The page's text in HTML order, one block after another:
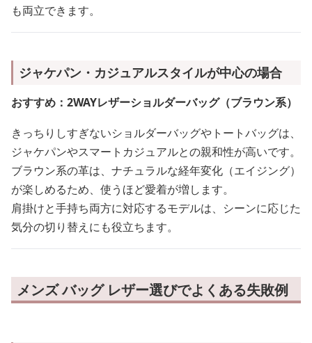
も両立できます。
ジャケパン・カジュアルスタイルが中心の場合
おすすめ：2WAYレザーショルダーバッグ（ブラウン系）
きっちりしすぎないショルダーバッグやトートバッグは、
ジャケパンやスマートカジュアルとの親和性が高いです。
ブラウン系の革は、ナチュラルな経年変化（エイジング）
が楽しめるため、使うほど愛着が増します。
肩掛けと手持ち両方に対応するモデルは、シーンに応じた
気分の切り替えにも役立ちます。
メンズ バッグ レザー選びでよくある失敗例